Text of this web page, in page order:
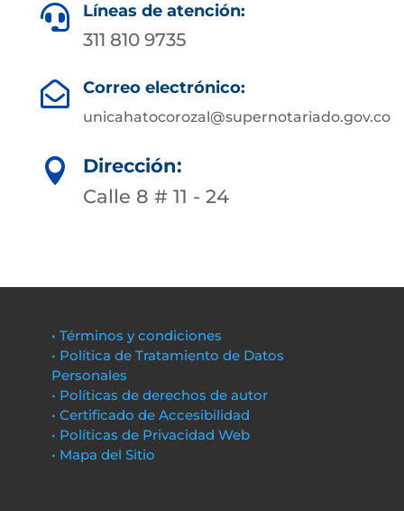
 Líneas de atención:
311 810 9735
 Correo electrónico:
unicahatocorozal@supernotariado.gov.co

Dirección:
Calle 8 # 11 - 24
• Términos y condiciones
• Política de Tratamiento de Datos
Personales
• Políticas de derechos de autor
• Certificado de Accesibilidad
• Políticas de Privacidad Web
• Mapa del Sitio